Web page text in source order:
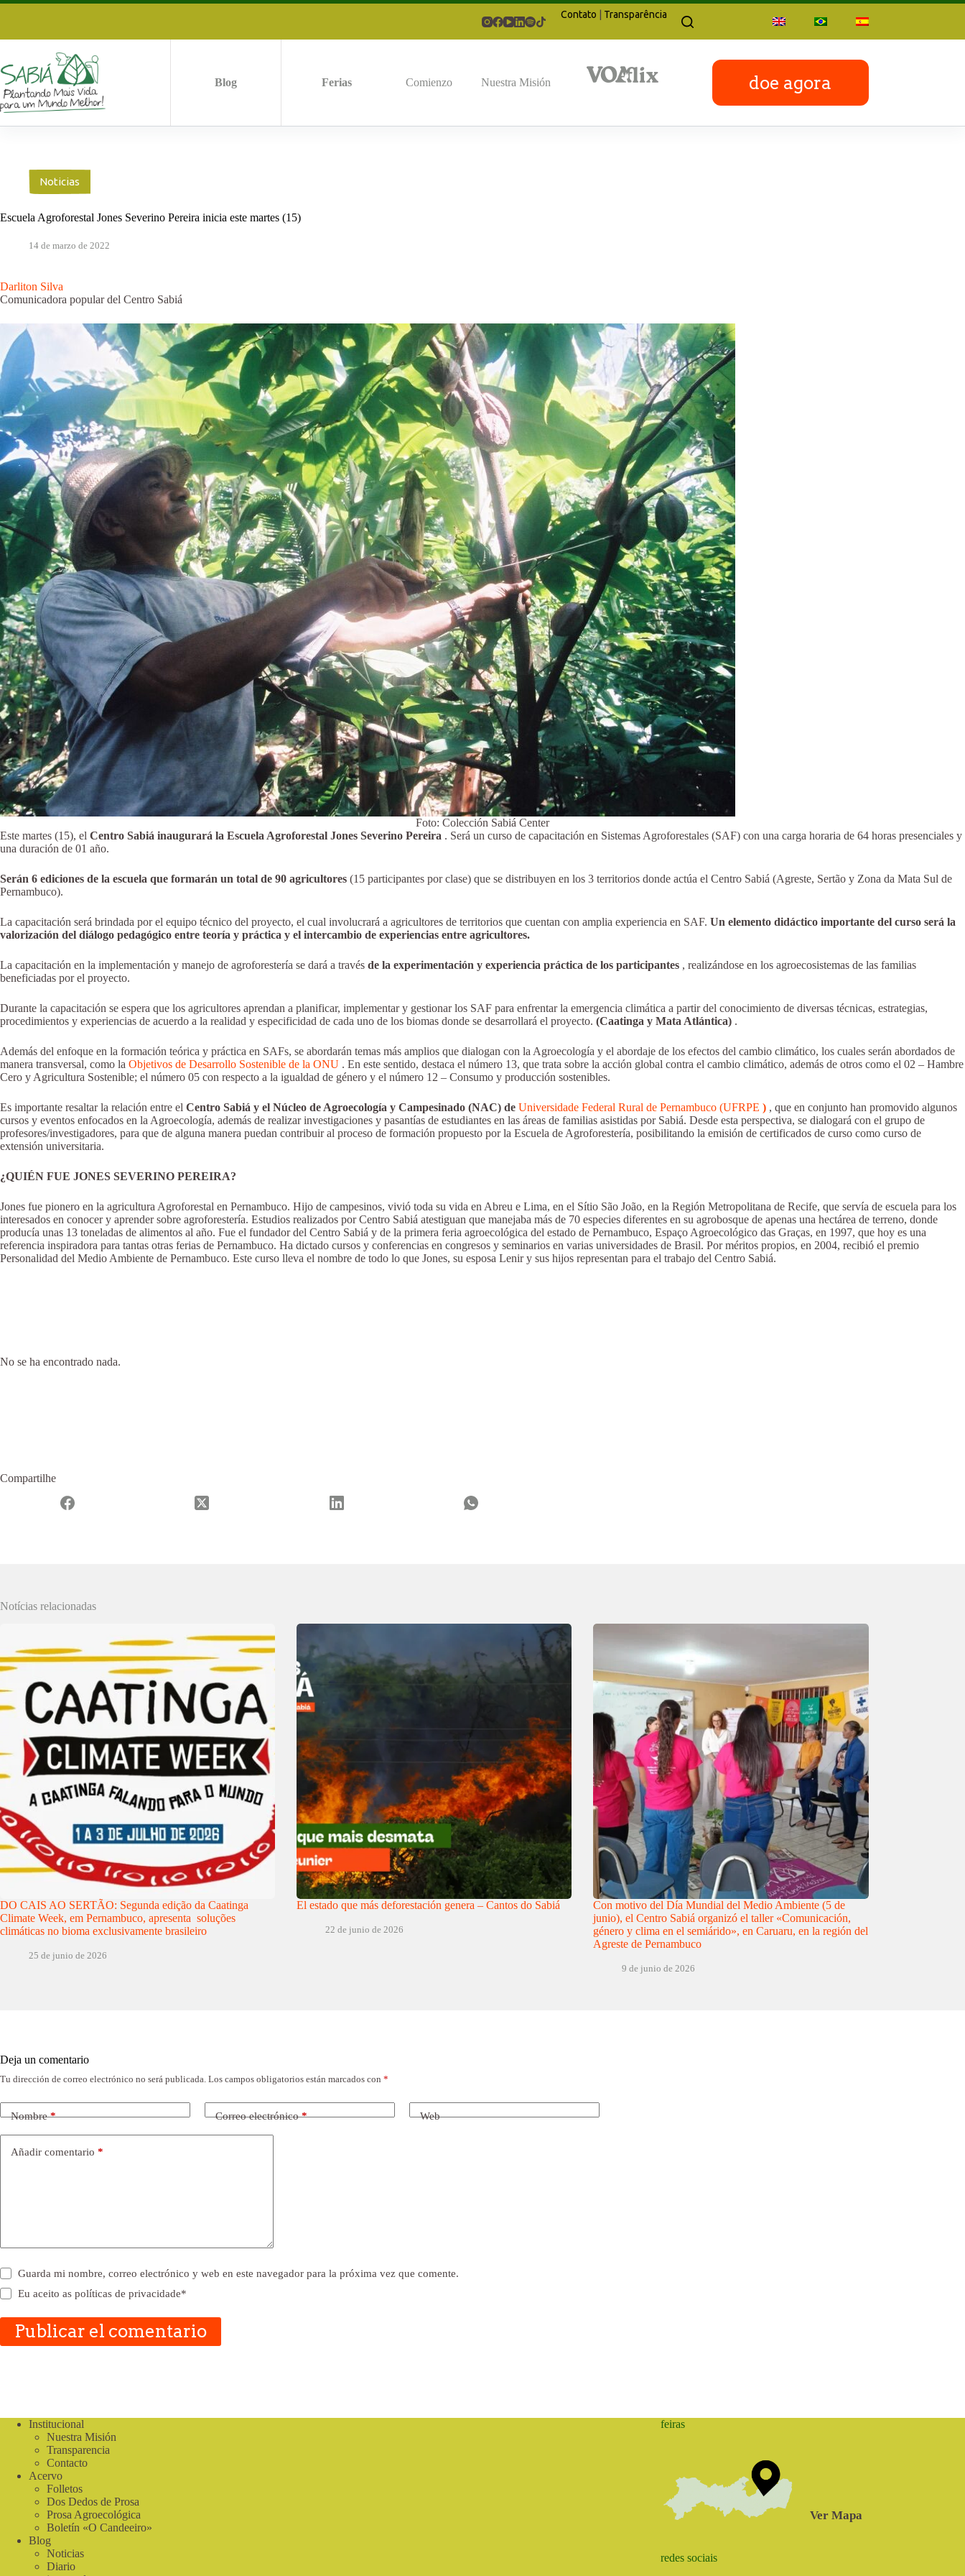
Saltar
Contato | Transparência
Blog Ferias Comienzo Nuestra Misión doe agora
Noticias
Escuela Agroforestal Jones Severino Pereira inicia este martes (15)
14 de marzo de 2022
Darliton Silva
Comunicadora popular del Centro Sabiá
Foto: Colección Sabiá Center
Este martes (15), el Centro Sabiá inaugurará la Escuela Agroforestal Jones Severino Pereira . Será un curso de capacitación en Sistemas Agroforestales (SAF) con una carga horaria de 64 horas presenciales y
una duración de 01 año.
Serán 6 ediciones de la escuela que formarán un total de 90 agricultores (15 participantes por clase) que se distribuyen en los 3 territorios donde actúa el Centro Sabiá (Agreste, Sertão y Zona da Mata Sul de
Pernambuco).
La capacitación será brindada por el equipo técnico del proyecto, el cual involucrará a agricultores de territorios que cuentan con amplia experiencia en SAF. Un elemento didáctico importante del curso será la
valorización del diálogo pedagógico entre teoría y práctica y el intercambio de experiencias entre agricultores.
La capacitación en la implementación y manejo de agroforestería se dará a través de la experimentación y experiencia práctica de los participantes , realizándose en los agroecosistemas de las familias
beneficiadas por el proyecto.
Durante la capacitación se espera que los agricultores aprendan a planificar, implementar y gestionar los SAF para enfrentar la emergencia climática a partir del conocimiento de diversas técnicas, estrategias,
procedimientos y experiencias de acuerdo a la realidad y especificidad de cada uno de los biomas donde se desarrollará el proyecto. (Caatinga y Mata Atlántica) .
Además del enfoque en la formación teórica y práctica en SAFs, se abordarán temas más amplios que dialogan con la Agroecología y el abordaje de los efectos del cambio climático, los cuales serán abordados de
manera transversal, como la Objetivos de Desarrollo Sostenible de la ONU . En este sentido, destaca el número 13, que trata sobre la acción global contra el cambio climático, además de otros como el 02 – Hambre
Cero y Agricultura Sostenible; el número 05 con respecto a la igualdad de género y el número 12 – Consumo y producción sostenibles.
Es importante resaltar la relación entre el Centro Sabiá y el Núcleo de Agroecología y Campesinado (NAC) de Universidade Federal Rural de Pernambuco (UFRPE ) , que en conjunto han promovido algunos
cursos y eventos enfocados en la Agroecología, además de realizar investigaciones y pasantías de estudiantes en las áreas de familias asistidas por Sabiá. Desde esta perspectiva, se dialogará con el grupo de
profesores/investigadores, para que de alguna manera puedan contribuir al proceso de formación propuesto por la Escuela de Agroforestería, posibilitando la emisión de certificados de curso como curso de
extensión universitaria.
¿QUIÉN FUE JONES SEVERINO PEREIRA?
Jones fue pionero en la agricultura Agroforestal en Pernambuco. Hijo de campesinos, vivió toda su vida en Abreu e Lima, en el Sítio São João, en la Región Metropolitana de Recife, que servía de escuela para los
interesados en conocer y aprender sobre agroforestería. Estudios realizados por Centro Sabiá atestiguan que manejaba más de 70 especies diferentes en su agrobosque de apenas una hectárea de terreno, donde
producía unas 13 toneladas de alimentos al año. Fue el fundador del Centro Sabiá y de la primera feria agroecológica del estado de Pernambuco, Espaço Agroecológico das Graças, en 1997, que hoy es una
referencia inspiradora para tantas otras ferias de Pernambuco. Ha dictado cursos y conferencias en congresos y seminarios en varias universidades de Brasil. Por méritos propios, en 2004, recibió el premio
Personalidad del Medio Ambiente de Pernambuco. Este curso lleva el nombre de todo lo que Jones, su esposa Lenir y sus hijos representan para el trabajo del Centro Sabiá.
No se ha encontrado nada.
Compartilhe
Notícias relacionadas
DO CAIS AO SERTÃO: Segunda edição da Caatinga
Climate Week, em Pernambuco, apresenta soluções
climáticas no bioma exclusivamente brasileiro
25 de junio de 2026
El estado que más deforestación genera – Cantos do Sabiá
22 de junio de 2026
Con motivo del Día Mundial del Medio Ambiente (5 de
junio), el Centro Sabiá organizó el taller «Comunicación,
género y clima en el semiárido», en Caruaru, en la región del
Agreste de Pernambuco
9 de junio de 2026
Deja un comentario
Tu dirección de correo electrónico no será publicada. Los campos obligatorios están marcados con *
Nombre* Correo electrónico* Web
Añadir comentario *
Guarda mi nombre, correo electrónico y web en este navegador para la próxima vez que comente.
Eu aceito aspolíticas de privacidade*
Publicar el comentario
Institucional
Nuestra Misión
Transparencia
Contacto
Acervo
Folletos
Dos Dedos de Prosa
Prosa Agroecológica
Boletín «O Candeeiro»
Blog
Noticias
Diario
feiras
Ver Mapa
redes sociais